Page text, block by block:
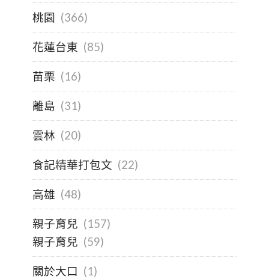
桃園 (366)
花蓮台東 (85)
苗栗 (16)
離島 (31)
雲林 (20)
食記精華打包文 (22)
高雄 (48)
親子育兒 (157)
親子育兒 (59)
關於大口 (1)